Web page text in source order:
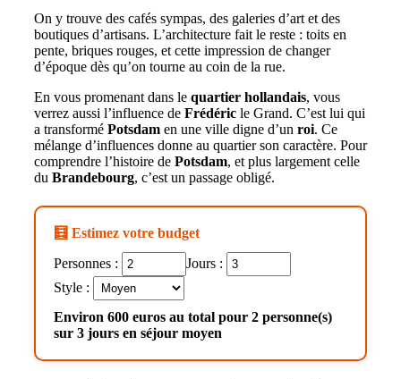
On y trouve des cafés sympas, des galeries d’art et des
boutiques d’artisans. L’architecture fait le reste : toits en
pente, briques rouges, et cette impression de changer
d’époque dès qu’on tourne au coin de la rue.
En vous promenant dans le quartier hollandais, vous
verrez aussi l’influence de Frédéric le Grand. C’est lui qui
a transformé Potsdam en une ville digne d’un roi. Ce
mélange d’influences donne au quartier son caractère. Pour
comprendre l’histoire de Potsdam, et plus largement celle
du Brandebourg, c’est un passage obligé.
🧮 Estimez votre budget
Personnes :
Jours :
Style :
Environ 600 euros au total pour 2 personne(s)
sur 3 jours en séjour moyen